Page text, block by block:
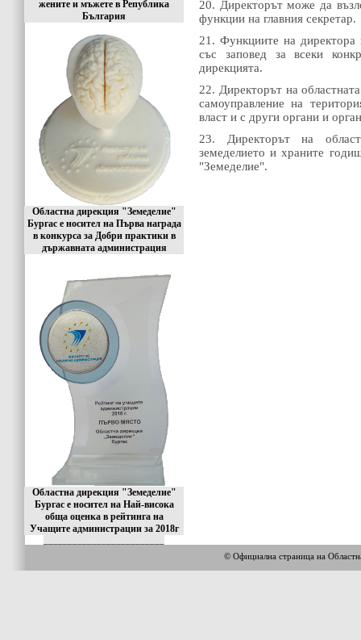
жените и мъжете в Република
България
Областна дирекция "Земеделие"
Бургас е носител на Първа награда
в конкурса за Добри практики в
държавната администрация
Областна дирекция "Земеделие"
Бургас е носител на Най-висока
обща оценка в рейтинга на
Учащите администрации за 2018г
20. Директорът може да
функции на главния секретар.
21. Функциите на директора
със заповед за всеки
дирекцията.
22. Директорът на
самоуправление на
власт и с други органи и
23. Директорът на
земеделието и храните
"Земеделие".
© Официална страница на